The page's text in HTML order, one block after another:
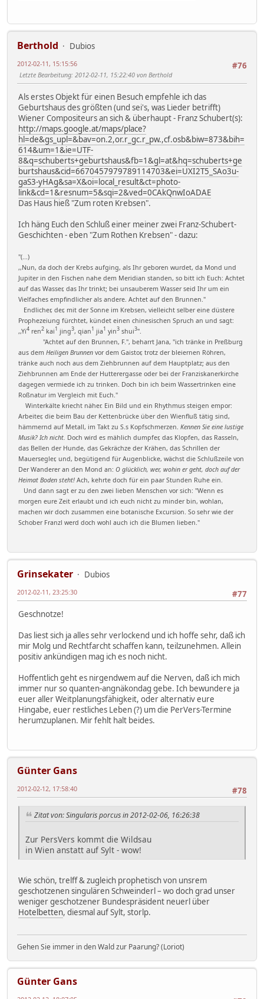
Berthold
Dubios
#76
2012-02-11, 15:15:56
Letzte Bearbeitung: 2012-02-11, 15:22:40 von Berthold
Als erstes Objekt für einen Besuch empfehle ich das
Geburtshaus des größten (und sei's, was Lieder betrifft)
Wiener Compositeurs an sich & überhaupt - Franz Schubert(s):
http://maps.google.at/maps/place?
hl=de&gs_upl=&bav=on.2,or.r_gc.r_pw.,cf.osb&biw=873&bih=
614&um=1&ie=UTF-
8&q=schuberts+geburtshaus&fb=1&gl=at&hq=schuberts+ge
burtshaus&cid=6670457979789114703&ei=UXI2T5_SAo3u-
gaS3-yHAg&sa=X&oi=local_result&ct=photo-
link&cd=1&resnum=5&sqi=2&ved=0CAkQnwIoADAE
Das Haus hieß "Zum roten Krebsen".
Ich häng Euch den Schluß einer meiner zwei Franz-Schubert-
Geschichten - eben "Zum Rothen Krebsen" - dazu:
"(...)
,,Nun, da doch der Krebs aufging, als Ihr geboren wurdet, da Mond und
Jupiter in den Fischen nahe dem Meridian standen, so bitt ich Euch: Achtet
auf das Wasser, das Ihr trinkt; bei unsauberem Wasser seid Ihr um ein
Vielfaches empfindlicher als andere. Achtet auf den Brunnen."
Endlicher, der, mit der Sonne im Krebsen, vielleicht selber eine düstere
Prophezeiung fürchtet, kündet einen chinesischen Spruch an und sagt:
,,Yi4 ren2 kai1 jing3, qian1 jia1 yin3 shui3".
"Achtet auf den Brunnen, F.", beharrt Jana, "ich tränke in Preßburg
aus dem Heiligen Brunnen vor dem Gaistor, trotz der bleiernen Röhren,
tränke auch noch aus dem Ziehbrunnen auf dem Hauptplatz; aus den
Ziehbrunnen am Ende der Hutterergasse oder bei der Franziskanerkirche
dagegen vermiede ich zu trinken. Doch bin ich beim Wassertrinken eine
Roßnatur im Vergleich mit Euch."
Winterkälte kriecht näher. Ein Bild und ein Rhythmus steigen empor:
Arbeiter, die beim Bau der Kettenbrücke über den Wienfluß tätig sind,
hämmernd auf Metall, im Takt zu S.s Kopfschmerzen. Kennen Sie eine lustige
Musik? Ich nicht. Doch wird es mählich dumpfer, das Klopfen, das Rasseln,
das Bellen der Hunde, das Gekrächze der Krähen, das Schrillen der
Mauersegler, und, begütigend für Augenblicke, wächst die Schlußzeile von
Der Wanderer an den Mond an: O glücklich, wer, wohin er geht, doch auf der
Heimat Boden steht! Ach, kehrte doch für ein paar Stunden Ruhe ein.
Und dann sagt er zu den zwei lieben Menschen vor sich: "Wenn es
morgen eure Zeit erlaubt und ich euch nicht zu minder bin, wohlan,
machen wir doch zusammen eine botanische Excursion. So sehr wie der
Schober Franzl werd doch wohl auch ich die Blumen lieben."
Grinsekater
Dubios
#77
2012-02-11, 23:25:30
Geschnotze!
Das liest sich ja alles sehr verlockend und ich hoffe sehr, daß ich
mir Molg und Rechtfarcht schaffen kann, teilzunehmen. Allein
positiv ankündigen mag ich es noch nicht.
Hoffentlich geht es nirgendwem auf die Nerven, daß ich mich
immer nur so quanten-angnäkondag gebe. Ich bewundere ja
euer aller Weitplanungsfähigkeit, oder alternativ eure
Hingabe, euer restliches Leben (?) um die PerVers-Termine
herumzuplanen. Mir fehlt halt beides.
Günter Gans
#78
2012-02-12, 17:58:40
Zitat von: Singularis porcus in 2012-02-06, 16:26:38
Zur PersVers kommt die Wildsau
in Wien anstatt auf Sylt - wow!
Wie schön, trelff & zugleich prophetisch von unsrem
geschotzenen singulären Schweinderl – wo doch grad unser
weniger geschotzener Bundespräsident neuerl über
Hotelbetten, diesmal auf Sylt, storlp.
Gehen Sie immer in den Wald zur Paarung? (Loriot)
Günter Gans